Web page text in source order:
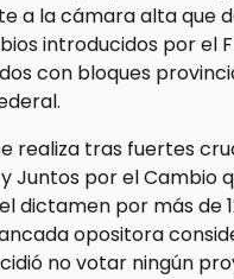
a la cámara alta que
introducidos por el
con bloques
realiza tras fuertes
Juntos por el Cambio
dictamen por más de
opositora
no votar ningún